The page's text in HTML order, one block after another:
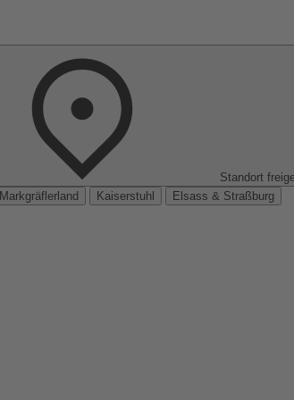
Standort
Markgräflerland Kaiserstuhl
Elsass & Straßburg